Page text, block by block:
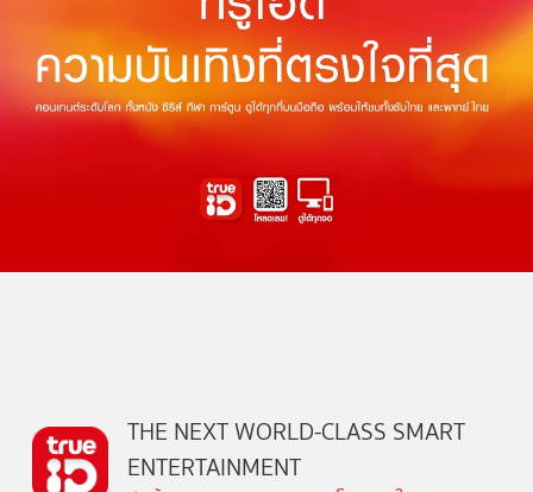
THE NEXT WORLD-CLASS SMART
ENTERTAINMENT